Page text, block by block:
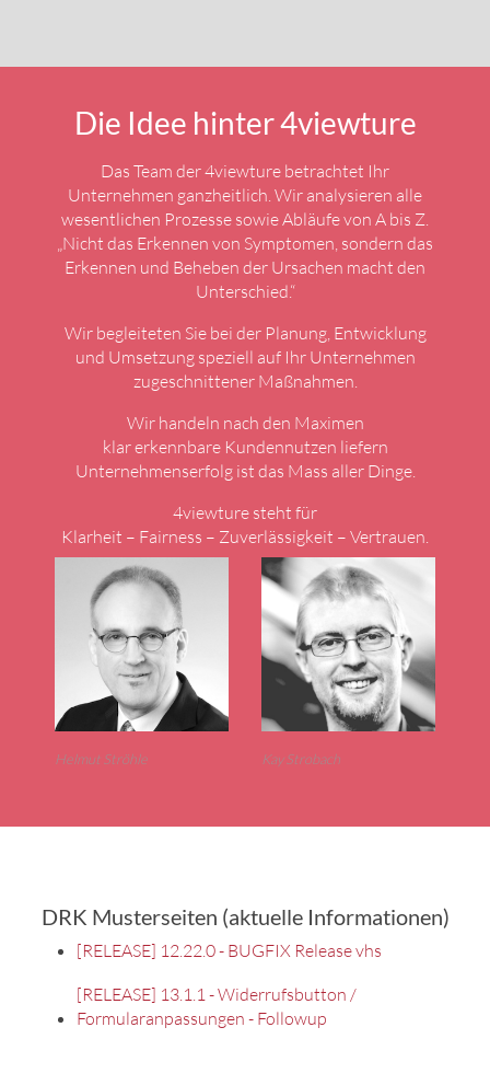
Die Idee hinter 4viewture
Das Team der 4viewture betrachtet Ihr
Unternehmen ganzheitlich. Wir analysieren alle
wesentlichen Prozesse sowie Abläufe von A bis Z.
„Nicht das Erkennen von Symptomen, sondern das
Erkennen und Beheben der Ursachen macht den
Unterschied.“
Wir begleiteten Sie bei der Planung, Entwicklung
und Umsetzung speziell auf Ihr Unternehmen
zugeschnittener Maßnahmen.
Wir handeln nach den Maximen
klar erkennbare Kundennutzen liefern
Unternehmenserfolg ist das Mass aller Dinge.
4viewture steht für
Klarheit – Fairness – Zuverlässigkeit – Vertrauen.
Helmut Ströhle Kay Strobach
DRK Musterseiten (aktuelle Informationen)
[RELEASE] 12.22.0 - BUGFIX Release vhs
[RELEASE] 13.1.1 - Widerrufsbutton /
Formularanpassungen - Followup